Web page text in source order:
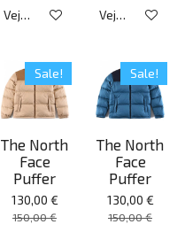
Veja detalhes Veja detalhes
Sale!
The North
Face
Puffer
130,00 €
150,00 €
Sale!
The North
Face
Puffer
130,00 €
150,00 €